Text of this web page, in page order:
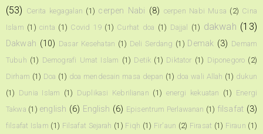
(53) Cerita kegagalan (1) cerpen Nabi (8) cerpen Nabi Musa (2) Cina
Islam (1) cinta (1) Covid 19 (1) Curhat doa (1) Dajjal (1) dakwah (13)
Dakwah (10) Dasar Kesehatan (1) Deli Serdang (1) Demak (3) Demam
Tubuh (1) Demografi Umat Islam (1) Detik (1) Diktator (1) Diponegoro (2)
Dirham (1) Doa (1) doa mendesain masa depan (1) doa wali Allah (1) dukun
(1) Dunia Islam (1) Duplikasi Kebrilianan (1) energi kekuatan (1) Energi
Takwa (1) english (6) English (6) Episentrum Perlawanan (1) filsafat (3)
filsafat Islam (1) Filsafat Sejarah (1) Fiqh (1) Fir'aun (2) Firasat (1) Firaun (1)